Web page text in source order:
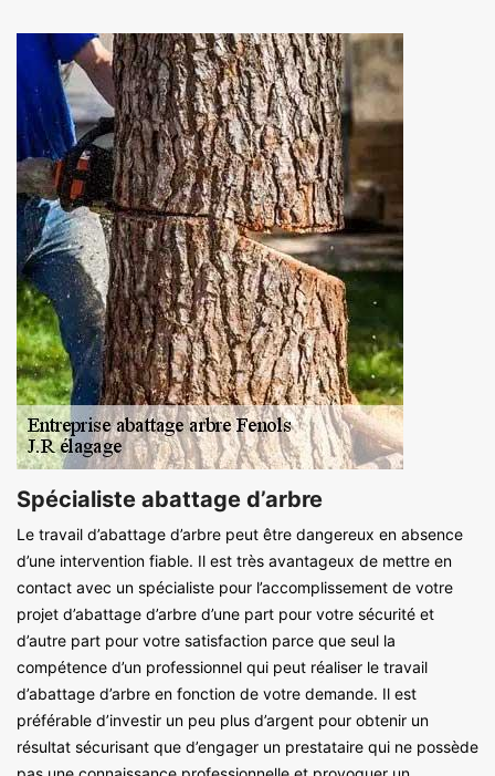
Spécialiste abattage d’arbre
Le travail d’abattage d’arbre peut être dangereux en absence
d’une intervention fiable. Il est très avantageux de mettre en
contact avec un spécialiste pour l’accomplissement de votre
projet d’abattage d’arbre d’une part pour votre sécurité et
d’autre part pour votre satisfaction parce que seul la
compétence d’un professionnel qui peut réaliser le travail
d’abattage d’arbre en fonction de votre demande. Il est
préférable d’investir un peu plus d’argent pour obtenir un
résultat sécurisant que d’engager un prestataire qui ne possède